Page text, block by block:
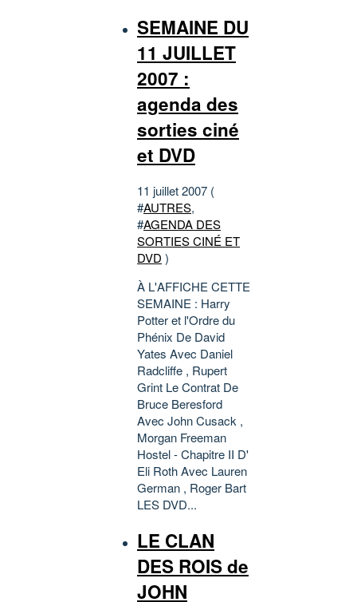
SEMAINE DU
11 JUILLET
2007 :
agenda des
sorties ciné
et DVD
11 juillet 2007 (
#AUTRES,
#AGENDA DES
SORTIES CINÉ ET
DVD )
À L'AFFICHE CETTE
SEMAINE : Harry
Potter et l'Ordre du
Phénix De David
Yates Avec Daniel
Radcliffe , Rupert
Grint Le Contrat De
Bruce Beresford
Avec John Cusack ,
Morgan Freeman
Hostel - Chapitre II D'
Eli Roth Avec Lauren
German , Roger Bart
LES DVD...
LE CLAN
DES ROIS de
JOHN